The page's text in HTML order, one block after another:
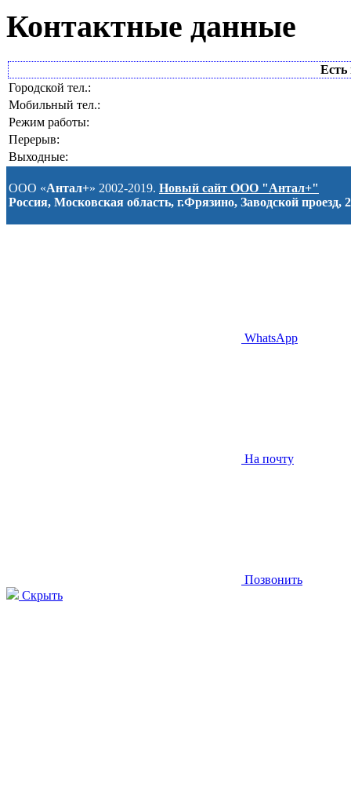
Контактные данные
Есть
Городской тел.:
Мобильный тел.:
Режим работы:
Перерыв:
Выходные:
ООО «Антал+» 2002-2019. Новый сайт ООО "Антал+"
Россия, Московская область, г.Фрязино, Заводской проезд, 2
WhatsApp
На почту
Позвонить
Скрыть